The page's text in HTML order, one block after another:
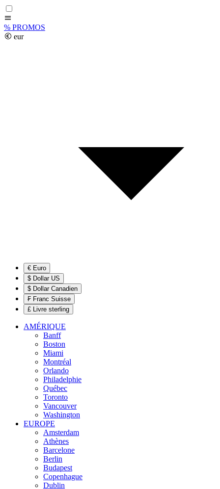
% PROMOS
eur
€ Euro
$ Dollar US
$ Dollar Canadien
₣ Franc Suisse
£ Livre sterling
AMÉRIQUE
Banff
Boston
Miami
Montréal
Orlando
Philadelphie
Québec
Toronto
Vancouver
Washington
EUROPE
Amsterdam
Athènes
Barcelone
Berlin
Budapest
Copenhague
Dublin